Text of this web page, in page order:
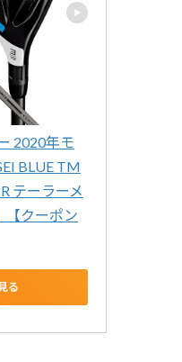
2020年モ
BLUE TM
テーラーメ
【クーポン
る